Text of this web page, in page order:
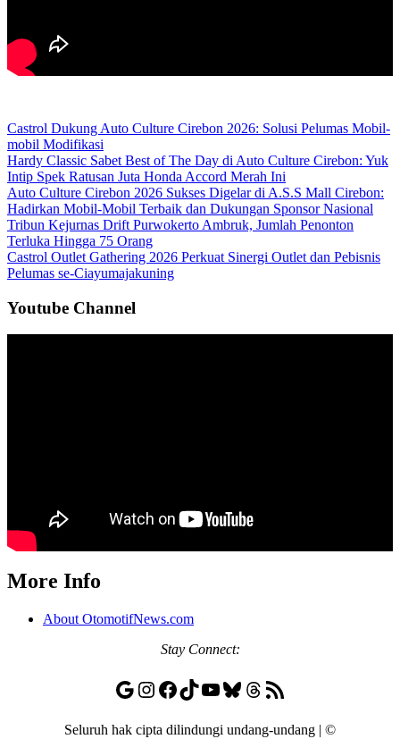
Castrol Dukung Auto Culture Cirebon 2026: Solusi Pelumas Mobil-
mobil Modifikasi
Hardy Classic Sabet Best of The Day di Auto Culture Cirebon: Yuk
Intip Spek Ratusan Juta Honda Accord Merah Ini
Auto Culture Cirebon 2026 Sukses Digelar di A.S.S Mall Cirebon:
Hadirkan Mobil-Mobil Terbaik dan Dukungan Sponsor Nasional
Tribun Kejurnas Drift Purwokerto Ambruk, Jumlah Penonton
Terluka Hingga 75 Orang
Castrol Outlet Gathering 2026 Perkuat Sinergi Outlet dan Pebisnis
Pelumas se-Ciayumajakuning
Youtube Channel
More Info
About OtomotifNews.com
Stay Connect:
Google
Instagram
Facebook
TikTok
YouTube
Bluesky
Threads
RSS Feed
Seluruh hak cipta dilindungi undang-undang | ©